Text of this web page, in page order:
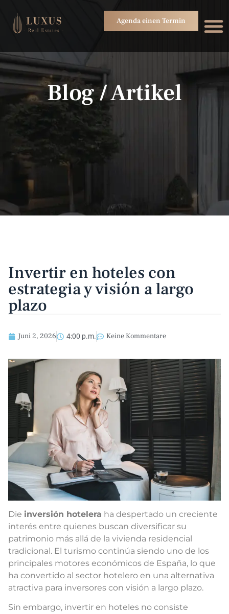
Agenda einen Termin
Blog / Artikel
Invertir en hoteles con
estrategia y visión a largo
plazo
Juni 2, 2026 4:00 p.m. Keine Kommentare
Die inversión hotelera ha despertado un creciente
interés entre quienes buscan diversificar su
patrimonio más allá de la vivienda residencial
tradicional. El turismo continúa siendo uno de los
principales motores económicos de España, lo que
ha convertido al sector hotelero en una alternativa
atractiva para inversores con visión a largo plazo.
Sin embargo, invertir en hoteles no consiste